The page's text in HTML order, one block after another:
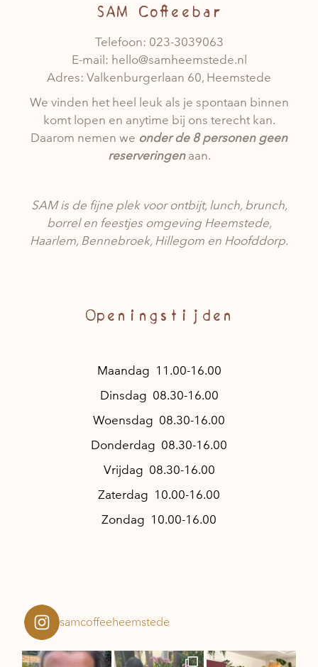
SAM Coffeebar
Telefoon: 023-3039063
E-mail: hello@samheemstede.nl
Adres: Valkenburgerlaan 60, Heemstede
We vinden het heel leuk als je spontaan binnen
komt lopen en anytime bij ons terecht kan.
Daarom nemen we onder de 8 personen geen
reserveringenaan.
SAM is de fijne plek voor ontbijt, lunch, brunch,
borrel en feestjes omgeving Heemstede,
Haarlem, Bennebroek, Hillegom en Hoofddorp.
Openingstijden
Maandag 11.00-16.00
Dinsdag 08.30-16.00
Woensdag 08.30-16.00
Donderdag 08.30-16.00
Vrijdag 08.30-16.00
Zaterdag 10.00-16.00
Zondag 10.00-16.00
samcoffeeheemstede